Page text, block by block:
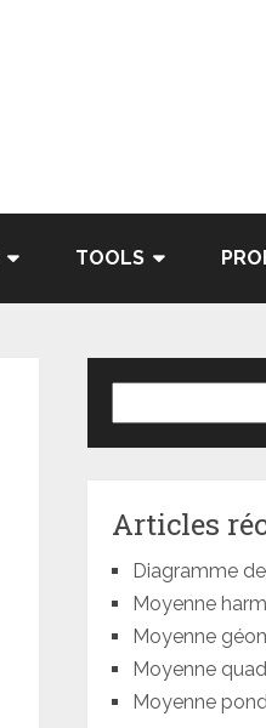
TOOLS
Articles
Diagramme
Moyenne
Moyenne
Moyenne
Moyenne